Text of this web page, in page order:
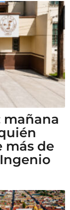
mañana
más de